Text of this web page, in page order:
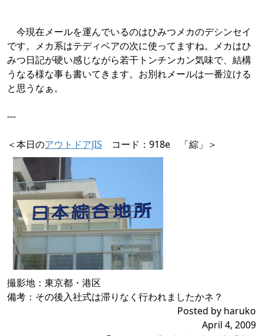
今現在メールを運んでいるのはひみつメカのデシンセイ
です。メカ系はテディベアの次に使ってますね。メカはひ
みつ日記が硬い感じながら若干トンチンカン気味で、結構
うなる様な事も書いてきます。お別れメールは一番泣ける
と思うなぁ。
---
＜本日のアウトドアJIS コード：918e 「綜」＞
撮影地：東京都・港区
備考：その後入社式は滞りなく行われましたかネ？
Posted by haruko
April 4, 2009